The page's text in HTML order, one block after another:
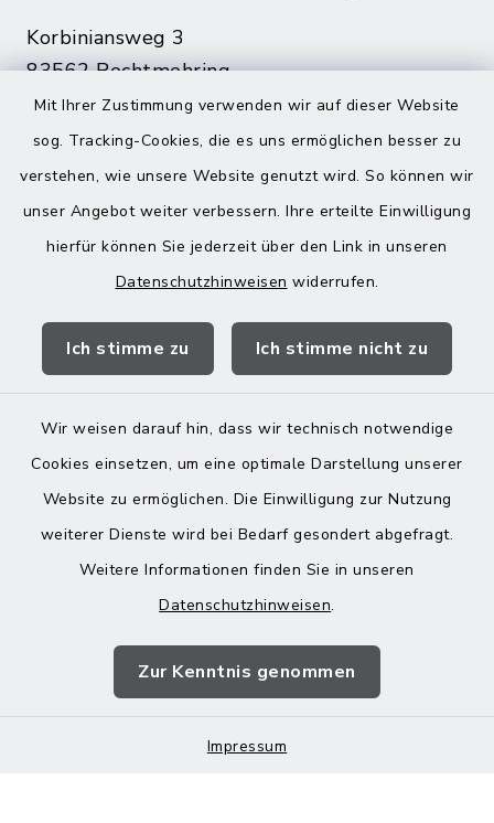
Mit Ihrer Zustimmung verwenden wir auf dieser Website
sog. Tracking-Cookies, die es uns ermöglichen besser zu
verstehen, wie unsere Website genutzt wird. So können wir
unser Angebot weiter verbessern. Ihre erteilte Einwilligung
hierfür können Sie jederzeit über den Link in unseren
Datenschutzhinweisen widerrufen.
Ich stimme zu Ich stimme nicht zu
Wir weisen darauf hin, dass wir technisch notwendige
Cookies einsetzen, um eine optimale Darstellung unserer
Website zu ermöglichen. Die Einwilligung zur Nutzung
weiterer Dienste wird bei Bedarf gesondert abgefragt.
Weitere Informationen finden Sie in unseren
Datenschutzhinweisen.
Zur Kenntnis genommen
Impressum
Korbiniansweg 3
83562 Rechtmehring
08076 499
08076 8595
poststelle@vg-maitenbeth.de
Landratsamt Mühldorf
Barrierefreiheit
Impressum
Sitemap